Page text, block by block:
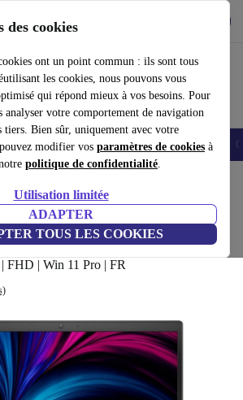
des cookies
ont un point commun : ils sont tous
les cookies, nous pouvons vous
qui répond mieux à vos besoins. Pour
analyser votre comportement de navigation
tiers. Bien sûr, uniquement avec votre
modifier vos paramètres de cookies à
politique de confidentialité.
Utilisation limitée
ADAPTER
TOUS LES COOKIES
et facilement
Tablettes Montres connectées Accessoires
| i3-1125G4 |
FHD | Win 11 Pro | FR
499,20 €